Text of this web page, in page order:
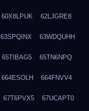
60X8LPUK 62LJGRE8
63SPQINX 63WDQUHH
65TIBAG5 65TN6NPQ
664ESOLH 664FNVV4
67T6PVX5 67UCAPT0